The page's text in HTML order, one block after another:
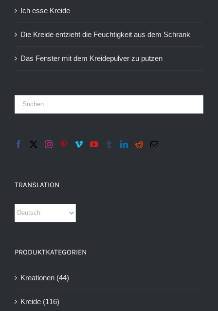
Ich esse Kreide
Die Kreide entzieht die Feuchtigkeit aus dem Schrank
Das Fenster mit dem Kreidepulver zu putzen
TRANSLATION
PRODUKTKATEGORIEN
Kreationen (44)
Kreide (116)